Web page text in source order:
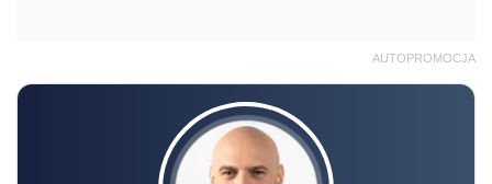
AUTOPROMOCJA